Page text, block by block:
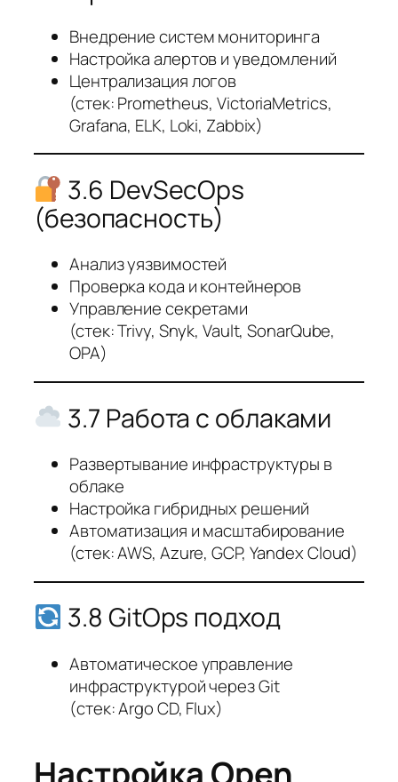
Внедрение систем мониторинга
Настройка алертов и уведомлений
Централизация логов
(стек: Prometheus, VictoriaMetrics,
Grafana, ELK, Loki, Zabbix)
3.6 DevSecOps
(безопасность)
Анализ уязвимостей
Проверка кода и контейнеров
Управление секретами
(стек: Trivy, Snyk, Vault, SonarQube,
OPA)
3.7 Работа с облаками
Развертывание инфраструктуры в
облаке
Настройка гибридных решений
Автоматизация и масштабирование
(стек: AWS, Azure, GCP, Yandex Cloud)
3.8 GitOps подход
Автоматическое управление
инфраструктурой через Git
(стек: Argo CD, Flux)